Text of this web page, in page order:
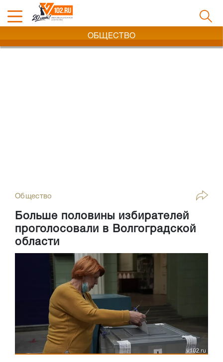
ОБЩЕСТВО
Общество
Больше половины избирателей
проголосовали в Волгоградской
области